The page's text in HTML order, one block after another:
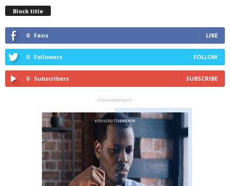
Block title
0 Fans LIKE
0 Followers FOLLOW
0 Subscribers SUBSCRIBE
- Advertisement -